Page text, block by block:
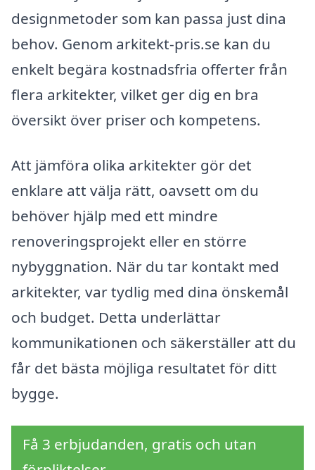
designmetoder som kan passa just dina
behov. Genom arkitekt-pris.se kan du
enkelt begära kostnadsfria offerter från
flera arkitekter, vilket ger dig en bra
översikt över priser och kompetens.
Att jämföra olika arkitekter gör det
enklare att välja rätt, oavsett om du
behöver hjälp med ett mindre
renoveringsprojekt eller en större
nybyggnation. När du tar kontakt med
arkitekter, var tydlig med dina önskemål
och budget. Detta underlättar
kommunikationen och säkerställer att du
får det bästa möjliga resultatet för ditt
bygge.
Få 3 erbjudanden, gratis och utan